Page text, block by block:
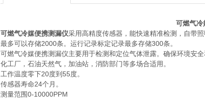
可燃气冷
可燃气冷媒便携测漏仪采用高精度传感器，能快速精准检测，自带
最多可以存储2000条。运行记录标定记录最多存储300条。
可燃气冷媒便携测漏仪主要用于检测和定位气体泄露。确保环境安全
化工厂，石油天然气，加油站，消防部门等多场合适用。
工作温度零下20度到55度。
传感器寿命24个月。
测量范围0-10000PPM